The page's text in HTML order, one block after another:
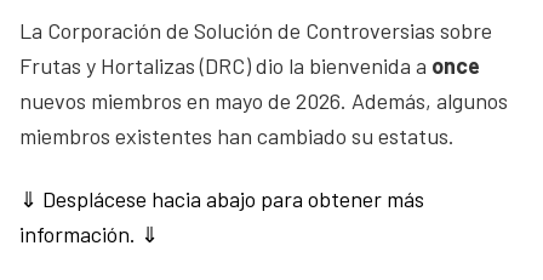
La Corporación de Solución de Controversias sobre
Frutas y Hortalizas (DRC) dio la bienvenida a once
nuevos miembros en mayo de 2026. Además, algunos
miembros existentes han cambiado su estatus.
⇓ Desplácese hacia abajo para obtener más
información. ⇓